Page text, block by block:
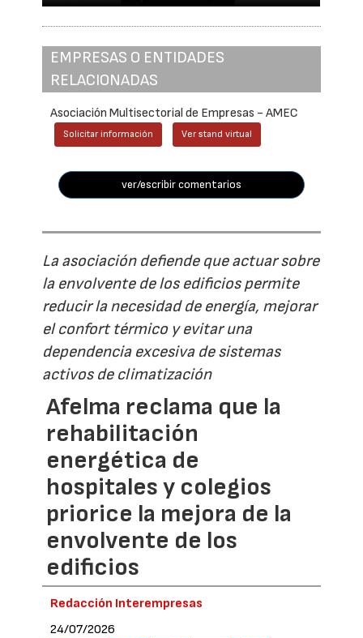
EMPRESAS O ENTIDADES
RELACIONADAS
Asociación Multisectorial de Empresas - AMEC
Solicitar información Ver stand virtual
ver/escribir comentarios
La asociación defiende que actuar sobre
la envolvente de los edificios permite
reducir la necesidad de energía, mejorar
el confort térmico y evitar una
dependencia excesiva de sistemas
activos de climatización
Afelma reclama que la
rehabilitación
energética de
hospitales y colegios
priorice la mejora de la
envolvente de los
edificios
Redacción Interempresas
24/07/2026